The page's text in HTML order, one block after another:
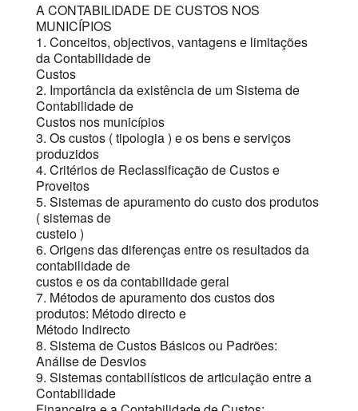
A CONTABILIDADE DE CUSTOS NOS
MUNICÍPIOS
1. Conceitos, objectivos, vantagens e limitações
da Contabilidade de
Custos
2. Importância da existência de um Sistema de
Contabilidade de
Custos nos municípios
3. Os custos ( tipologia ) e os bens e serviços
produzidos
4. Critérios de Reclassificação de Custos e
Proveitos
5. Sistemas de apuramento do custo dos produtos
( sistemas de
custeio )
6. Origens das diferenças entre os resultados da
contabilidade de
custos e os da contabilidade geral
7. Métodos de apuramento dos custos dos
produtos: Método directo e
Método Indirecto
8. Sistema de Custos Básicos ou Padrões:
Análise de Desvios
9. Sistemas contabilísticos de articulação entre a
Contabilidade